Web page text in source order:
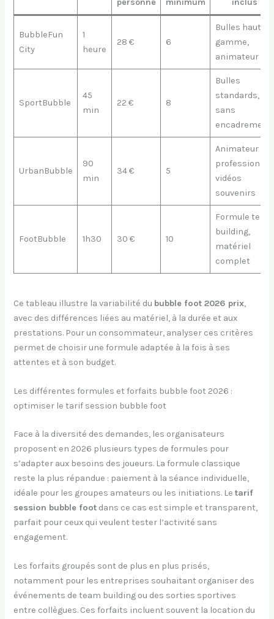
personne minimum inclus
BubbleFun
City
1
heure
28 € 6
Bulles haut de
gamme,
animateur
SportBubble
45
min
22 € 8
Bulles
standards,
sans
encadrement
UrbanBubble
90
min
34 € 5
Animateur
professionnel,
vidéos
souvenirs
FootBubble 1h30 30 € 10
Formule team
building,
matériel
complet
Ce tableau illustre la variabilité du bubble foot 2026 prix,
avec des différences liées au matériel, à la durée et aux
prestations. Pour un consommateur, analyser ces critères
permet de choisir une formule adaptée à la fois à ses
attentes et à son budget.
Les différentes formules et forfaits bubble foot 2026 :
optimiser le tarif session bubble foot
Face à la diversité des demandes, les organisateurs
proposent en 2026 plusieurs types de formules pour
s’adapter aux besoins des joueurs. La formule classique
reste la plus répandue : paiement à la séance individuelle,
idéale pour les groupes amateurs ou les initiations. Letarif
session bubble foot dans ce cas est simple et transparent,
parfait pour ceux qui veulent tester l’activité sans
engagement.
Les forfaits groupés sont de plus en plus prisés,
notamment pour les entreprises souhaitant organiser des
événements de team building ou des sorties sportives
entre collègues. Ces forfaits incluent souvent la location du